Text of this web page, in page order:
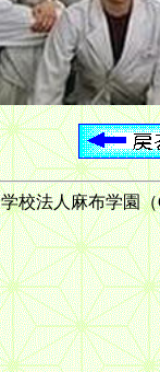
学校法人麻布学園（